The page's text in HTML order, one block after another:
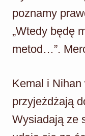
poznamy
„Wtedy będę
metod…”.
Kemal i
przyjeżdżają
Wysiadają ze